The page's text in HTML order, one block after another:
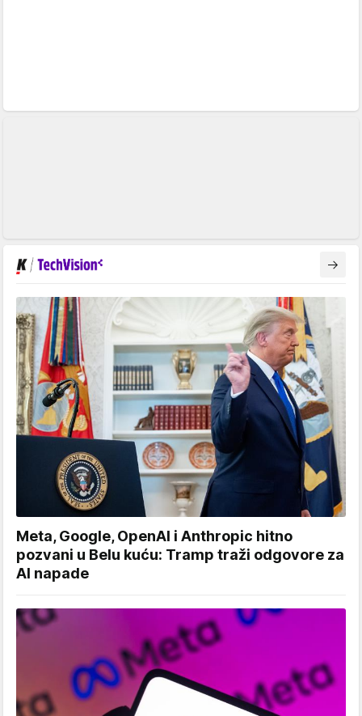
Meta, Google, OpenAI i Anthropic hitno
pozvani u Belu kuću: Tramp traži odgovore za
AI napade